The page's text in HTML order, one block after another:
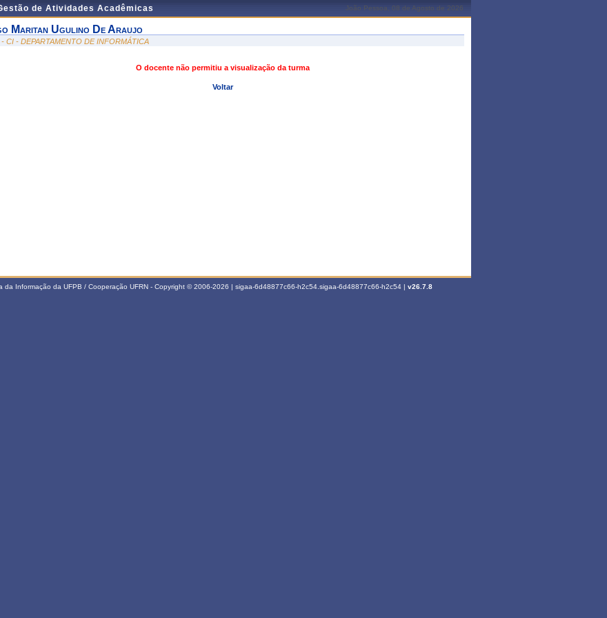
de Atividades Acadêmicas João Pessoa, 08 de Agosto de 2026
Maritan Ugulino De Araujo
CI - DEPARTAMENTO DE INFORMÁTICA
O docente não permitiu a visualização da turma
Voltar
da Informação da UFPB / Cooperação UFRN - Copyright © 2006-2026 | sigaa-6d48877c66-h2c54.sigaa-6d48877c66-h2c54 | v26.7.8